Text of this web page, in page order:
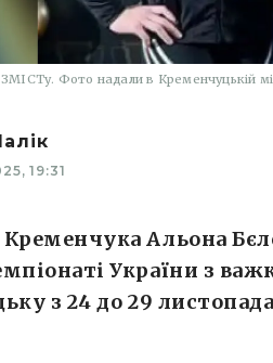
Фото надали в Кременчуцькій
19:31
Альона
України з
з 24 до 29